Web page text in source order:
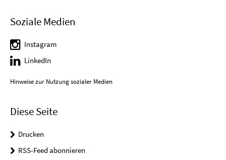
Soziale Medien
Instagram
LinkedIn
Hinweise zur Nutzung sozialer Medien
Diese Seite
Drucken
RSS-Feed abonnieren